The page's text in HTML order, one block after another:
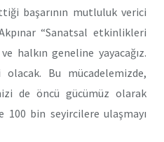
başarının mutluluk verici
“Sanatsal etkinlikleri
halkın geneline yayacağız.
Bu mücadelemizde,
de öncü gücümüz olarak
100 bin seyircilere ulaşmayı